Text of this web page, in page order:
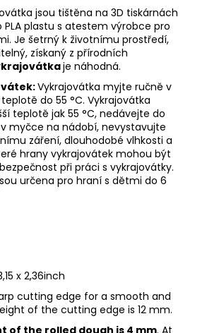
jsou tištěna na 3D tiskárnách
PLA plastu s atestem výrobce pro
Je šetrný k životnímu prostředí,
získaný z přírodních
je náhodná.
Vykrajovátka myjte ručně v
do 55 °C. Vykrajovátka
teplotě jak 55 °C, nedávejte do
myčce na nádobí, nevystavujte
záření, dlouhodobé vlhkosti a
hrany vykrajovátek mohou být
při práci s vykrajovátky.
určena pro hraní s dětmi do 6
x 2,36inch
cutting edge for a smooth and
of the cutting edge is 12 mm.
of the rolled dough is 4 mm. At